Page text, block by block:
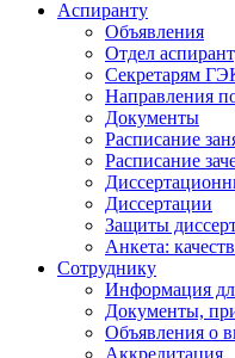
Аспиранту
Объявления
Отдел
Секретарям
Направления
Документы
Расписание
Расписание
Диссертации
Защиты
Анкета:
Сотруднику
Информация
Документы,
Объявления о
Аккредитация